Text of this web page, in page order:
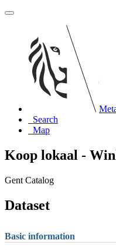
Search
Map
Koop lokaal -
Gent Catalog
Dataset
Basic information